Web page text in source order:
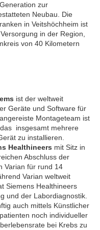
zur
Neubau. Die
in Veitshöchheim ist
in der Region,
von 40 Kilometern
ist der weltweit
Geräte und Software für
Montageteam ist
insgesamt mehrere
zu installieren.
Healthineers mit Sitz in
Abschluss der
Varian für rund 14
Varian weltweit
Siemens Healthineers
und der Labordiagnostik.
auch mittels Künstlicher
noch individueller
bei Krebs zu